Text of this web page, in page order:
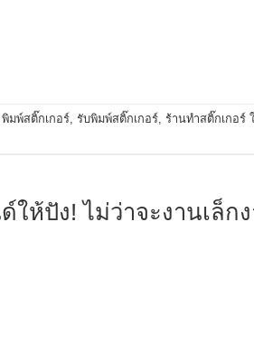
พิมพ์สติ๊กเกอร์, รับพิมพ์สติ๊กเกอร์, ร้านทําสติ๊กเกอร์
ห้ปัง! ไม่ว่าจะงานเล็ก